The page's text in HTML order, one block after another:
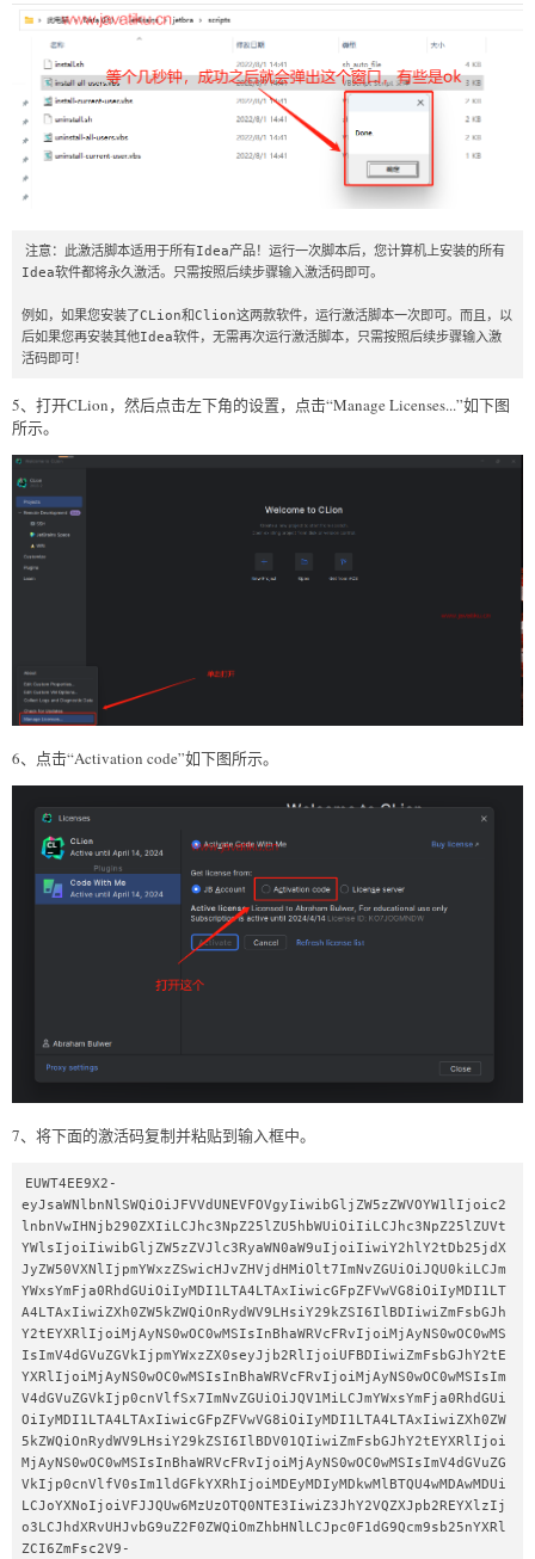
注意：此激活脚本适用于所有Idea产品！运行一次脚本后，您计算机上安装的所有
Idea软件都将永久激活。只需按照后续步骤输入激活码即可。
例如，如果您安装了CLion和Clion这两款软件，运行激活脚本一次即可。而且，以
后如果您再安装其他Idea软件，无需再次运行激活脚本，只需按照后续步骤输入激
活码即可！
5、打开CLion，然后点击左下角的设置，点击“Manage Licenses...”如下图
所示。
6、点击“Activation code”如下图所示。
7、将下面的激活码复制并粘贴到输入框中。
EUWT4EE9X2-
eyJsaWNlbnNlSWQiOiJFVVdUNEVFOVgyIiwibGljZW5zZWVOYW1lIjoic2
lnbnVwIHNjb290ZXIiLCJhc3NpZ25lZU5hbWUiOiIiLCJhc3NpZ25lZUVt
YWlsIjoiIiwibGljZW5zZVJlc3RyaWN0aW9uIjoiIiwiY2hlY2tDb25jdX
JyZW50VXNlIjpmYWxzZSwicHJvZHVjdHMiOlt7ImNvZGUiOiJQU0kiLCJm
YWxsYmFja0RhdGUiOiIyMDI1LTA4LTAxIiwicGFpZFVwVG8iOiIyMDI1LT
A4LTAxIiwiZXh0ZW5kZWQiOnRydWV9LHsiY29kZSI6IlBDIiwiZmFsbGJh
Y2tEYXRlIjoiMjAyNS0wOC0wMSIsInBhaWRVcFRvIjoiMjAyNS0wOC0wMS
IsImV4dGVuZGVkIjpmYWxzZX0seyJjb2RlIjoiUFBDIiwiZmFsbGJhY2tE
YXRlIjoiMjAyNS0wOC0wMSIsInBhaWRVcFRvIjoiMjAyNS0wOC0wMSIsIm
V4dGVuZGVkIjp0cnVlfSx7ImNvZGUiOiJQV1MiLCJmYWxsYmFja0RhdGUi
OiIyMDI1LTA4LTAxIiwicGFpZFVwVG8iOiIyMDI1LTA4LTAxIiwiZXh0ZW
5kZWQiOnRydWV9LHsiY29kZSI6IlBDV01QIiwiZmFsbGJhY2tEYXRlIjoi
MjAyNS0wOC0wMSIsInBhaWRVcFRvIjoiMjAyNS0wOC0wMSIsImV4dGVuZG
VkIjp0cnVlfV0sIm1ldGFkYXRhIjoiMDEyMDIyMDkwMlBTQU4wMDAwMDUi
LCJoYXNoIjoiVFJJQUw6MzUzOTQ0NTE3IiwiZ3JhY2VQZXJpb2REYXlzIj
o3LCJhdXRvUHJvbG9uZ2F0ZWQiOmZhbHNlLCJpc0F1dG9Qcm9sb25nYXRl
ZCI6ZmFsc2V9-